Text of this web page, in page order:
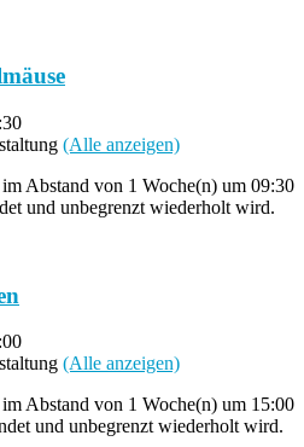
(Alle anzeigen)
Abstand von 1 Woche(n) um 09:30
und unbegrenzt wiederholt wird.
(Alle anzeigen)
Abstand von 1 Woche(n) um 15:00
und unbegrenzt wiederholt wird.